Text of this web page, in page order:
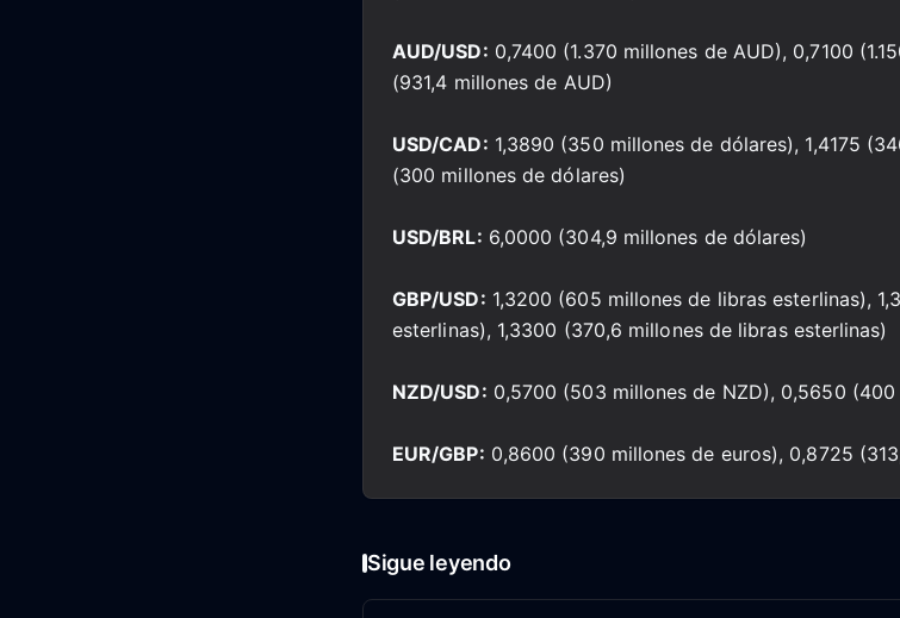
AUD/USD: 0,7400 (1.370 millones de AUD), 0,7100
(931,4 millones de AUD)
USD/CAD: 1,3890 (350 millones de dólares), 1,4175
(300 millones de dólares)
USD/BRL: 6,0000 (304,9 millones de dólares)
GBP/USD: 1,3200 (605 millones de libras esterlinas),
esterlinas), 1,3300 (370,6 millones de libras esterlinas)
NZD/USD: 0,5700 (503 millones de NZD), 0,5650 (400
EUR/GBP: 0,8600 (390 millones de euros), 0,8725
Sigue leyendo